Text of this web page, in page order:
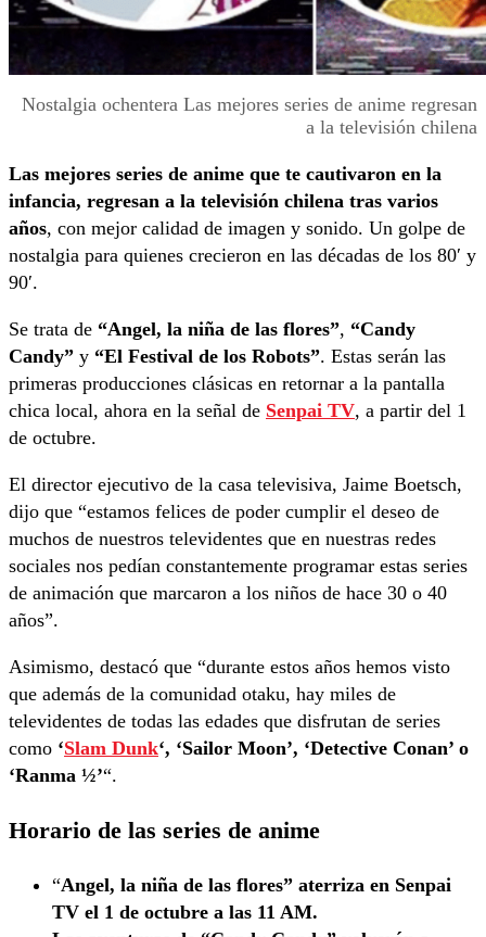
Nostalgia ochentera Las mejores series de anime regresan
a la televisión chilena
Las mejores series de anime que te cautivaron en la
infancia, regresan a la televisión chilena tras varios
años, con mejor calidad de imagen y sonido. Un golpe de
nostalgia para quienes crecieron en las décadas de los 80′ y
90′.
Se trata de “Angel, la niña de las flores”, “Candy
Candy” y “El Festival de los Robots”. Estas serán las
primeras producciones clásicas en retornar a la pantalla
chica local, ahora en la señal de Senpai TV, a partir del 1
de octubre.
El director ejecutivo de la casa televisiva, Jaime Boetsch,
dijo que “estamos felices de poder cumplir el deseo de
muchos de nuestros televidentes que en nuestras redes
sociales nos pedían constantemente programar estas series
de animación que marcaron a los niños de hace 30 o 40
años”.
Asimismo, destacó que “durante estos años hemos visto
que además de la comunidad otaku, hay miles de
televidentes de todas las edades que disfrutan de series
como ‘Slam Dunk‘, ‘Sailor Moon’, ‘Detective Conan’ o
‘Ranma ½’“.
Horario de las series de anime
“Angel, la niña de las flores” aterriza en Senpai
TV el 1 de octubre a las 11 AM.